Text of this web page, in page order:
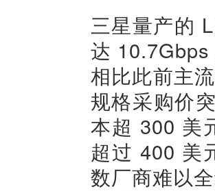
三星量产的
达
相比此前主
规格采购价
本超 300 美
超过 400 美
数厂商难以